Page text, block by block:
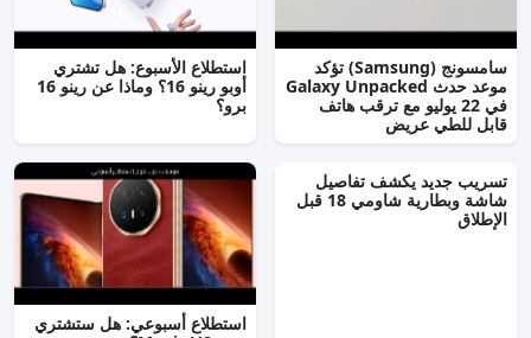
سامسونج (Samsung) تؤكد
موعد حدث Galaxy Unpacked
في 22 يوليو مع ترقب هاتف
قابل للطي عريض
استطلاع الأسبوع: هل تشتري
أوبو رينو 16؟ وماذا عن رينو 16
برو؟
تسريب جديد يكشف تفاصيل
شاشة وبطارية شاومي 18 قبل
الإطلاق
استطلاع أسبوعي: هل ستشتري